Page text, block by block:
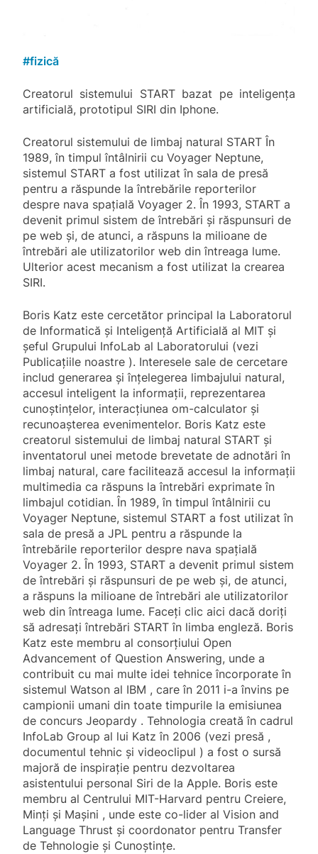
#fizică
Creatorul sistemului START bazat pe inteligența
artificială, prototipul SIRI din Iphone.
Creatorul sistemului de limbaj natural START În
1989, în timpul întâlnirii cu Voyager Neptune,
sistemul START a fost utilizat în sala de presă
pentru a răspunde la întrebările reporterilor
despre nava spațială Voyager 2. În 1993, START a
devenit primul sistem de întrebări și răspunsuri de
pe web și, de atunci, a răspuns la milioane de
întrebări ale utilizatorilor web din întreaga lume.
Ulterior acest mecanism a fost utilizat la crearea
SIRI.
Boris Katz este cercetător principal la Laboratorul
de Informatică și Inteligență Artificială al MIT și
șeful Grupului InfoLab al Laboratorului (vezi
Publicațiile noastre ). Interesele sale de cercetare
includ generarea și înțelegerea limbajului natural,
accesul inteligent la informații, reprezentarea
cunoștințelor, interacțiunea om-calculator și
recunoașterea evenimentelor. Boris Katz este
creatorul sistemului de limbaj natural START și
inventatorul unei metode brevetate de adnotări în
limbaj natural, care facilitează accesul la informații
multimedia ca răspuns la întrebări exprimate în
limbajul cotidian. În 1989, în timpul întâlnirii cu
Voyager Neptune, sistemul START a fost utilizat în
sala de presă a JPL pentru a răspunde la
întrebările reporterilor despre nava spațială
Voyager 2. În 1993, START a devenit primul sistem
de întrebări și răspunsuri de pe web și, de atunci,
a răspuns la milioane de întrebări ale utilizatorilor
web din întreaga lume. Faceți clic aici dacă doriți
să adresați întrebări START în limba engleză. Boris
Katz este membru al consorțiului Open
Advancement of Question Answering, unde a
contribuit cu mai multe idei tehnice încorporate în
sistemul Watson al IBM , care în 2011 i-a învins pe
campionii umani din toate timpurile la emisiunea
de concurs Jeopardy . Tehnologia creată în cadrul
InfoLab Group al lui Katz în 2006 (vezi presă ,
documentul tehnic și videoclipul ) a fost o sursă
majoră de inspirație pentru dezvoltarea
asistentului personal Siri de la Apple. Boris este
membru al Centrului MIT-Harvard pentru Creiere,
Minți și Mașini , unde este co-lider al Vision and
Language Thrust și coordonator pentru Transfer
de Tehnologie și Cunoștințe.